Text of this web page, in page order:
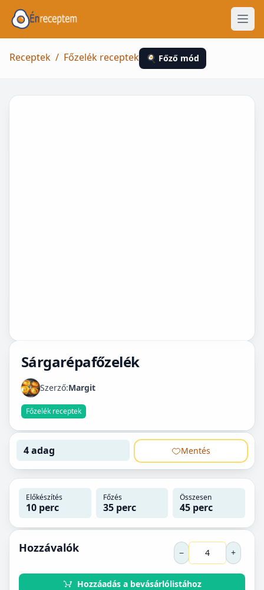
Receptek / Főzelék receptek 🍳 Főző mód
Sárgarépafőzelék
Szerző:Margit
Főzelék receptek
4 adag Mentés
Előkészítés
10 perc
Főzés
35 perc
Összesen
45 perc
Hozzávalók − +
Hozzáadás a bevásárlólistához